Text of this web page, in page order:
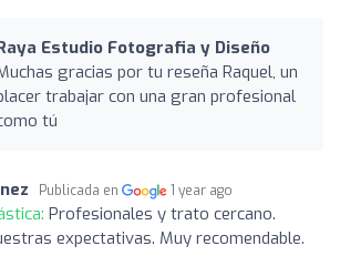
Estudio Fotografia y Diseño
gracias por tu reseña Raquel, un
trabajar con una gran profesional
tú
Publicada en 1 year ago
Profesionales y trato cercano.
expectativas. Muy recomendable.